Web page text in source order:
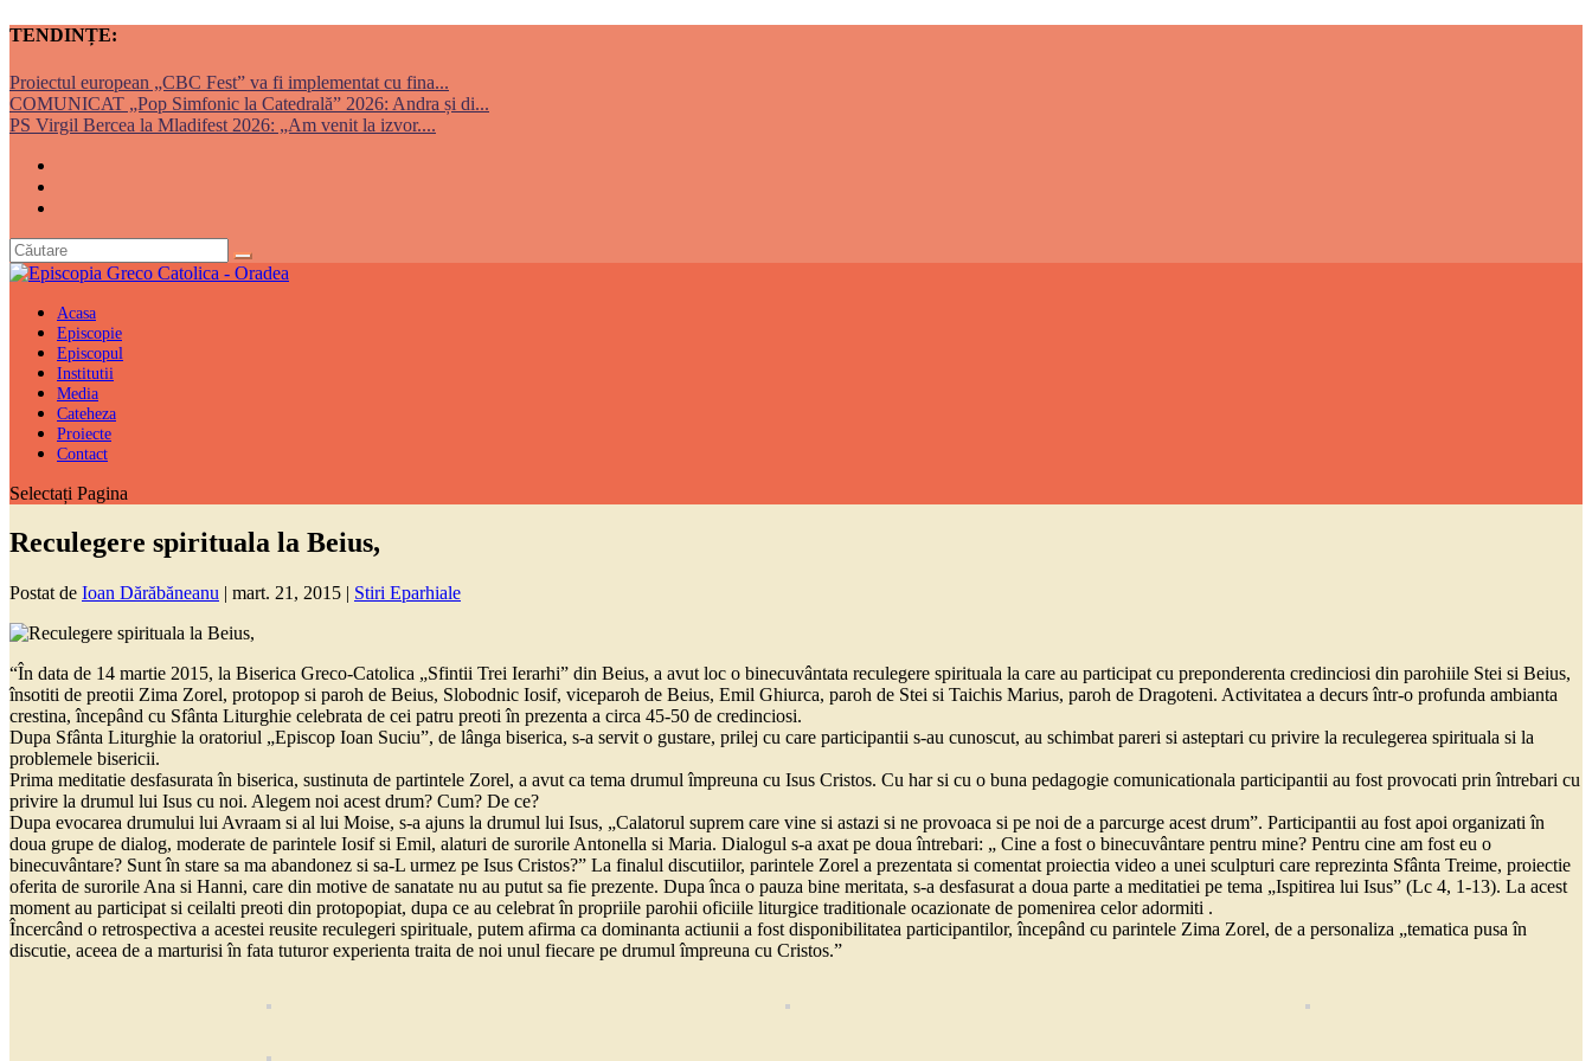
TENDINȚE:
Proiectul european „CBC Fest” va fi implementat cu fina...
COMUNICAT „Pop Simfonic la Catedrală” 2026: Andra și di...
PS Virgil Bercea la Mladifest 2026: „Am venit la izvor....
Acasa
Episcopie
Episcopul
Institutii
Media
Cateheza
Proiecte
Contact
Selectați Pagina
Reculegere spirituala la Beius,
Postat de Ioan Dărăbăneanu | mart. 21, 2015 | Stiri Eparhiale
“În data de 14 martie 2015, la Biserica Greco-Catolica „Sfintii Trei Ierarhi” din Beius, a avut loc o binecuvântata reculegere spirituala la care au participat cu preponderenta credinciosi din parohiile Stei si Beius,
însotiti de preotii Zima Zorel, protopop si paroh de Beius, Slobodnic Iosif, viceparoh de Beius, Emil Ghiurca, paroh de Stei si Taichis Marius, paroh de Dragoteni. Activitatea a decurs într-o profunda ambianta
crestina, începând cu Sfânta Liturghie celebrata de cei patru preoti în prezenta a circa 45-50 de credinciosi.
Dupa Sfânta Liturghie la oratoriul „Episcop Ioan Suciu”, de lânga biserica, s-a servit o gustare, prilej cu care participantii s-au cunoscut, au schimbat pareri si asteptari cu privire la reculegerea spirituala si la
problemele bisericii.
Prima meditatie desfasurata în biserica, sustinuta de partintele Zorel, a avut ca tema drumul împreuna cu Isus Cristos. Cu har si cu o buna pedagogie comunicationala participantii au fost provocati prin întrebari cu
privire la drumul lui Isus cu noi. Alegem noi acest drum? Cum? De ce?
Dupa evocarea drumului lui Avraam si al lui Moise, s-a ajuns la drumul lui Isus, „Calatorul suprem care vine si astazi si ne provoaca si pe noi de a parcurge acest drum”. Participantii au fost apoi organizati în
doua grupe de dialog, moderate de parintele Iosif si Emil, alaturi de surorile Antonella si Maria. Dialogul s-a axat pe doua întrebari: „ Cine a fost o binecuvântare pentru mine? Pentru cine am fost eu o
binecuvântare? Sunt în stare sa ma abandonez si sa-L urmez pe Isus Cristos?” La finalul discutiilor, parintele Zorel a prezentata si comentat proiectia video a unei sculpturi care reprezinta Sfânta Treime, proiectie
oferita de surorile Ana si Hanni, care din motive de sanatate nu au putut sa fie prezente. Dupa înca o pauza bine meritata, s-a desfasurat a doua parte a meditatiei pe tema „Ispitirea lui Isus” (Lc 4, 1-13). La acest
moment au participat si ceilalti preoti din protopopiat, dupa ce au celebrat în propriile parohii oficiile liturgice traditionale ocazionate de pomenirea celor adormiti .
Încercând o retrospectiva a acestei reusite reculegeri spirituale, putem afirma ca dominanta actiunii a fost disponibilitatea participantilor, începând cu parintele Zima Zorel, de a personaliza „tematica pusa în
discutie, aceea de a marturisi în fata tuturor experienta traita de noi unul fiecare pe drumul împreuna cu Cristos.”